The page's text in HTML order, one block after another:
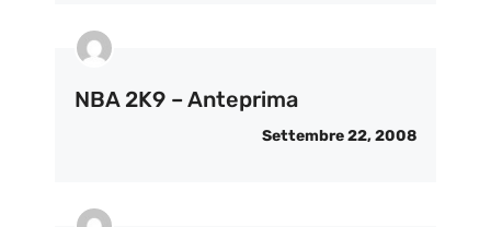
NBA 2K9 – Anteprima
Settembre 22, 2008